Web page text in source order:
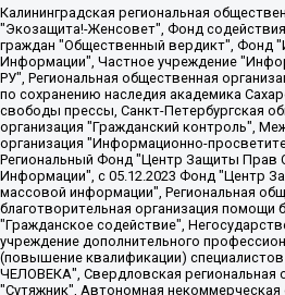
Калининградская региональная общественная организация "Экозащита!-Женсовет", Фонд содействия защите прав и свобод граждан "Общественный вердикт", Фонд "Институт Развития Свободы Информации", Частное учреждение "Информационное агентство МЕМО. РУ", Региональная общественная организация "Общественная комиссия по сохранению наследия академика Сахарова", Фонд поддержки свободы прессы, Санкт-Петербургская общественная правозащитная организация "Гражданский контроль", Межрегиональная общественная организация "Информационно-просветительский центр "Мемориал", Региональный Фонд "Центр Защиты Прав Средств Массовой Информации", с 05.12.2023 Фонд "Центр Защиты Прав Средств массовой информации", Региональная общественная благотворительная организация помощи беженцам и мигрантам "Гражданское содействие", Негосударственное образовательное учреждение дополнительного профессионального образования (повышение квалификации) специалистов "АКАДЕМИЯ ПО ПРАВАМ ЧЕЛОВЕКА", Свердловская региональная общественная организация "Сутяжник", Автономная некоммерческая организация "Центр независимых социологических исследований", Союз общественных объединений "Российский исследовательский центр по правам человека", Региональное общественное учреждение научно-информационный центр "МЕМОРИАЛ", Некоммерческая организация "Фонд защиты гласности", Автономная некоммерческая организация "Институт прав человека", Городская общественная организация "Екатеринбургское общество "МЕМОРИАЛ", Городская общественная организация "Рязанское историко-просветительское и правозащитное общество "Мемориал" (Рязанский Мемориал), Челябинский региональный орган общественной самодеятельности – женское общественное объединение "Женщины Евразии", Челябинский региональный орган общественной самодеятельности "Уральская правозащитная группа", Фонд содействия защите здоровья и социальной справедливости имени Андрея Рылькова, Автономная Некоммерческая Организация "Аналитический Центр Юрия Левады", Автономная некоммерческая организация социальной поддержки населения "Проект Апрель", Региональная общественная организация помощи женщинам и детям, находящимся в кризисной ситуации "Информационно-методический центр "Анна", Фонд содействия развитию массовых коммуникаций и правовому просвещению "Так-так-Так", Фонд содействия устойчивому развитию "Серебряная тайга", Свердловский региональный общественный фонд социальных проектов "Новое время", "Idel.Реалии", Кавказ.Реалии, Крым.Реалии, Телеканал Настоящее Время, Татаро-башкирская служба Радио Свобода (Azatliq Radiosi), Радио Свободная Европа/Радио Свобода (PCE/PC), "Сибирь.Реалии", "Фактограф", Благотворительный фонд помощи осужденным и их семьям, Автономная некоммерческая организация "Институт глобализации и социальных движений", Фонд "В защиту прав заключенных", Частное учреждение "Центр поддержки и содействия развитию средств массовой информации", Пензенский региональный общественный благотворительный фонд "Гражданский союз", "Север.Реалии", Некоммерческая организация Фонд "Правовая инициатива", Общество с ограниченной ответственностью "Радио Свободная Европа/Радио Свобода", Чешское информационное агентство "MEDIUM-ORIENT", Красноярская региональная общественная организация "Мы против СПИДа", Камалягин Денис Николаевич, Маркелов Сергей Евгеньевич, Пономарев Лев Александрович, Савицкая Людмила Алексеевна, Автономная некоммерческая организация "Центр по работе с проблемой насилия "НАСИЛИЮ.НЕТ", Межрегиональный профессиональный союз работников здравоохранения "Альянс врачей", Юридическое лицо, зарегистрированное в Латвийской Республике, SIA "Medusa Project" (регистрационный номер 40103797863, дата регистрации 10.06.2014), Некоммерческая организация "Фонд по борьбе с коррупцией", Автономная некоммерческая организация "Институт права и публичной политики", Баданин Роман Сергеевич, Гликин Максим Александрович, Железнова Мария Михайловна, Лукьянова Юлия Сергеевна, Маетная Елизавета Витальевна, Маняхин Петр Борисович, Чуракова Ольга Владимировна, Ярош Юлия Петровна, Юридическое лицо "The Insider SIA", зарегистрированное в Риге, Латвийская Республика (дата регистрации 26.06.2015), являющееся администратором доменного имени интернет-издания "The Insider SIA", https://theins.ru, Постернак Алексей Евгеньевич, Рубин Михаил Аркадьевич, Анин Роман Александрович, Юридическое лицо Istories fonds, зарегистрированное в Латвийской Республике (регистрационный номер 50008295751, дата регистрации 24.02.2020), Великовский Дмитрий Александрович, Долинина Ирина Николаевна, Мароховская Алеся Алексеевна, Шлейнов Роман Юрьевич, Шмагун Олеся Валентиновна, Общество с ограниченной ответственностью "Альтаир 2021", Общество с ограниченной ответственностью "Вега 2021", Общество с ограниченной ответственностью "Главный редактор 2021", Общество с ограниченной ответственностью "Ромашки монолит", Важенков Артем Валерьевич, Ивановская областная общественная организация "Центр гендерных исследований", Гурман Юрий Альбертович, Медиапроект "ОВД-Инфо", Егоров Владимир Владимирович, Жилинский Владимир Александрович, Общество с ограниченной ответственностью "ЗП", Иванова София Юрьевна, Карезина Инна Павловна, Кильтау Екатерина Викторовна, Петров Алексей Викторович, Пискунов Сергей Евгеньевич, Смирнов Сергей Сергеевич, Тихонов Михаил Сергеевич, Общество с ограниченной ответственностью "ЖУРНАЛИСТ-ИНОСТРАННЫЙ АГЕНТ", Арапова Галина Юрьевна, Вольтская Татьяна Анатольевна, Американская компания "Mason G.E.S. Anonymous Foundation" (США), являющаяся владельцем интернет-издания https://mnews.world/, Компания "Stichting Bellingcat", зарегистрированная в Нидерландах (дата регистрации 11.07.2018), Захаров Андрей Вячеславович, Клепиковская Екатерина Дмитриевна, Общество с ограниченной ответственностью "МЕМО", Перл Роман Александрович, Симонов Евгений Алексеевич, Соловьева Елена Анатольевна, Сотников Даниил Владимирович, Сурначева Елизавета Дмитриевна, Автономная некоммерческая организация по защите прав человека и информированию населения "Якутия – Наше Мнение", Общество с ограниченной ответственностью "Москоу диджитал медиа", с 26.01.2023 Общество с ограниченной ответственностью "Чайка Белые сады", Ветошкина Валерия Валерьевна, Заговора Максим Александрович, Межрегиональное общественное движение "Российская ЛГБТ - сеть", Оленичев Максим Владимирович, Павлов Иван Юрьевич, Скворцова Елена Сергеевна, Общество с ограниченной ответственностью "Как бы инагент", Кочетков Игорь Викторович, Общество с ограниченной ответственностью "Честные выборы", Еланчик Олег Александрович, Общество с ограниченной ответственностью "Нобелевский призыв", Гималова Регина Эмилевна, Григорьев Андрей Валерьевич, Григорьева Алина Александровна, Ассоциация по содействию защите прав призывников, альтернативнослужащих и военнослужащих "Правозащитная группа "Гражданин.Армия.Право", Хисамова Регина Фаритовна, Автономная некоммерческая организация по реализации социально-правовых программ "Лилит", Дальневосточное общественное движение "Маяк", Санкт-Петербургская ЛГБТ-инициативная группа "Выход", Инициативная группа ЛГБТ+ "Реверс", Алексеев Андрей Викторович,